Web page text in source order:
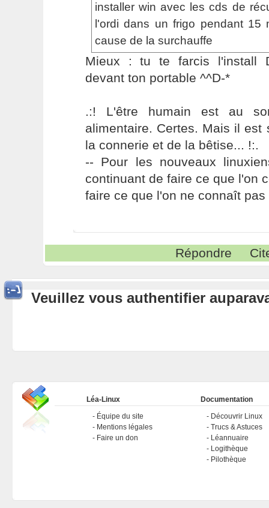
installer win avec les cds de
l'ordi dans un frigo pendant 15
cause de la surchauffe
Mieux : tu te farcis l'install
devant ton portable ^^D-*
.:! L'être humain est au
alimentaire. Certes. Mais il est
la connerie et de la bêtise... !:.
-- Pour les nouveaux
continuant de faire ce que l'on
faire ce que l'on ne connaît pas
Répondre
Veuillez vous authentifier
Léa-Linux
Équipe du site
Mentions légales
Faire un don
Documentation
Découvrir Linux
Trucs & Astuces
Léannuaire
Logithèque
Pilothèque